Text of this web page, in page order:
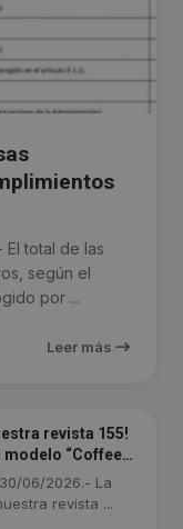
El total de las
según el
por ...
Leer más
revista 155!
modelo “Coffee
30/06/2026.- La
revista ...